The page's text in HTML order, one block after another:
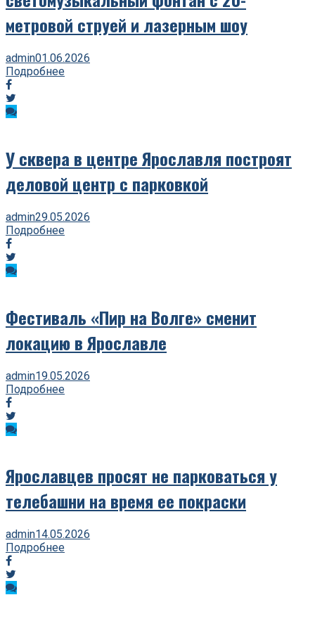
метровой струей и лазерным шоу
admin01.06.2026
Подробнее
У сквера в центре Ярославля построят
деловой центр с парковкой
admin29.05.2026
Подробнее
Фестиваль «Пир на Волге» сменит
локацию в Ярославле
admin19.05.2026
Подробнее
Ярославцев просят не парковаться у
телебашни на время ее покраски
admin14.05.2026
Подробнее